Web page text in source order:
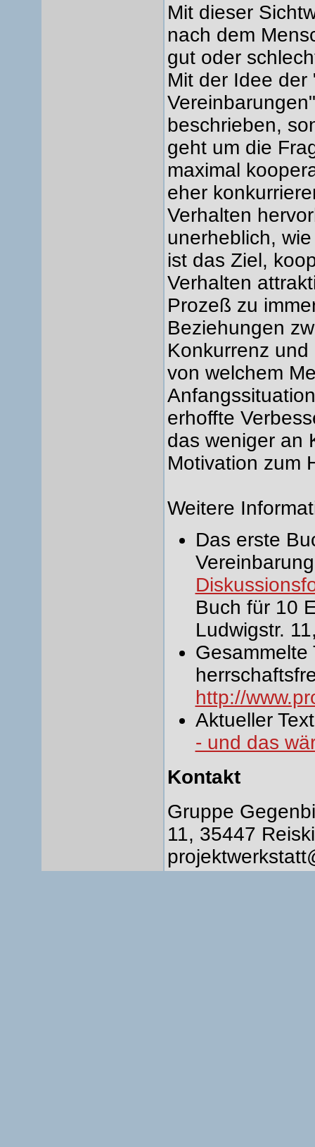
Mit dieser
nach dem
gut oder
Mit der Idee der
beschrieben,
geht um die
maximal
eher
Verhalten
unerheblich,
ist das Ziel,
Verhalten
Prozeß zu
Beziehungen
Konkurrenz
von welchem
erhoffte
das weniger an
Motivation zum
Weitere
Das erste
Buch für 10
Ludwigstr.
Gesammelte
http://
Aktueller
- und das
Kontakt
Gruppe
11, 35447